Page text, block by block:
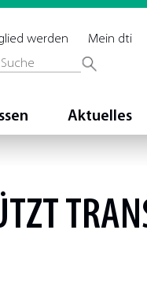
Mein dti
werden
Aktuelles